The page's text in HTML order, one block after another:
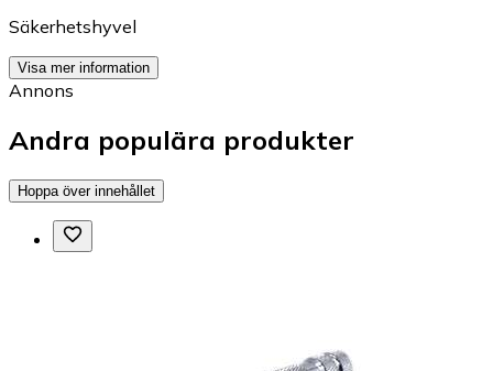
Säkerhetshyvel
Visa mer information
Annons
Andra populära produkter
Hoppa över innehållet